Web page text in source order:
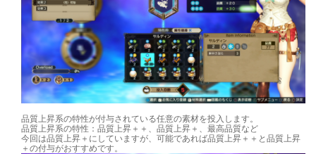
品質上昇系の特性が付与されている任意の素材を投入します。
品質上昇系の特性：品質上昇＋＋、品質上昇＋、最高品質など
今回は品質上昇＋にしていますが、可能であれば品質上昇＋＋と品質上昇
＋の付与がおすすめです。